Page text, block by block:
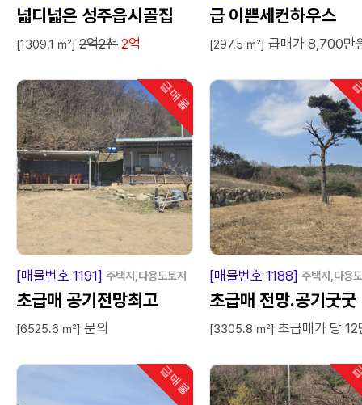
넓디넓은 성주읍시골집
[1309.1 ㎡] 2억2천 2억
급 이쁜세컨하우스
[297.5 ㎡] 급매가 8,700만
급매물
인기
급 매 물
[매물번호 1191] 주택지,다용도토지
초급매 공기전망최고
[6525.6 ㎡] 문의
급 매
[매물번호 1188] 주택지,다용
초급매 전망.공기굿굿
[3305.8 ㎡] 초급매가 당 12
급매물
인기